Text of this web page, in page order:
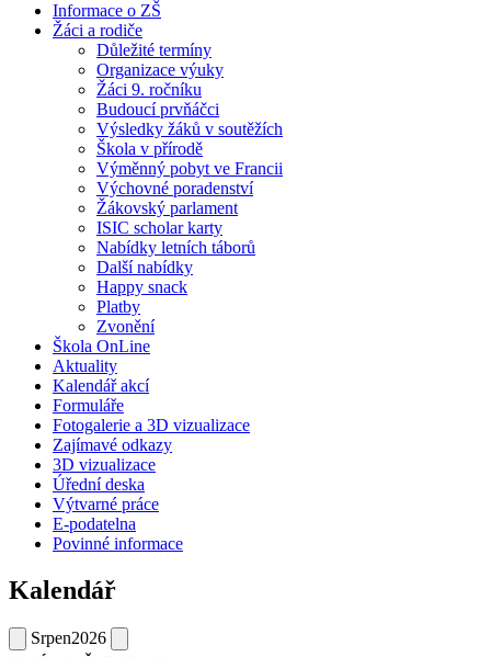
Informace o ZŠ
Žáci a rodiče
Důležité termíny
Organizace výuky
Žáci 9. ročníku
Budoucí prvňáčci
Výsledky žáků v soutěžích
Škola v přírodě
Výměnný pobyt ve Francii
Výchovné poradenství
Žákovský parlament
ISIC scholar karty
Nabídky letních táborů
Další nabídky
Happy snack
Platby
Zvonění
Škola OnLine
Aktuality
Kalendář akcí
Formuláře
Fotogalerie a 3D vizualizace
Zajímavé odkazy
3D vizualizace
Úřední deska
Výtvarné práce
E-podatelna
Povinné informace
Kalendář
Srpen2026